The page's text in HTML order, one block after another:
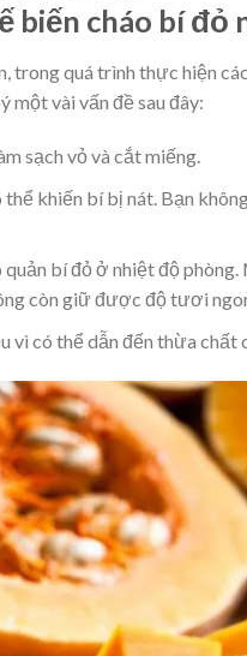
biến cháo bí đỏ
trong quá trình thực hiện
một vài vấn đề sau đây:
sạch vỏ và cắt miếng.
thể khiến bí bị nát. Bạn
bí đỏ ở nhiệt độ
còn giữ được độ tươi
vì có thể dẫn đến thừa chất